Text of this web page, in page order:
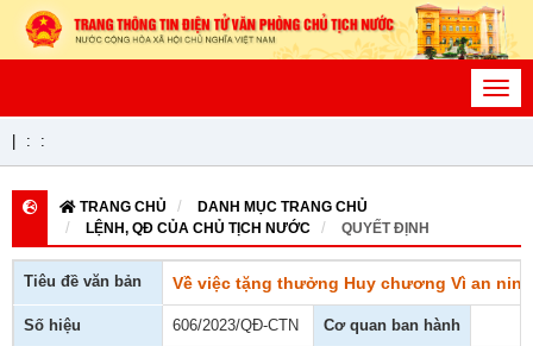
: :
TRANG CHỦ
DANH MỤC TRANG CHỦ
LỆNH, QĐ CỦA CHỦ TỊCH NƯỚC
QUYẾT ĐỊNH
Tiêu đề văn bản Về việc tặng thưởng Huy chương Vì an
Số hiệu 606/2023/QĐ-CTN Cơ quan ban hành